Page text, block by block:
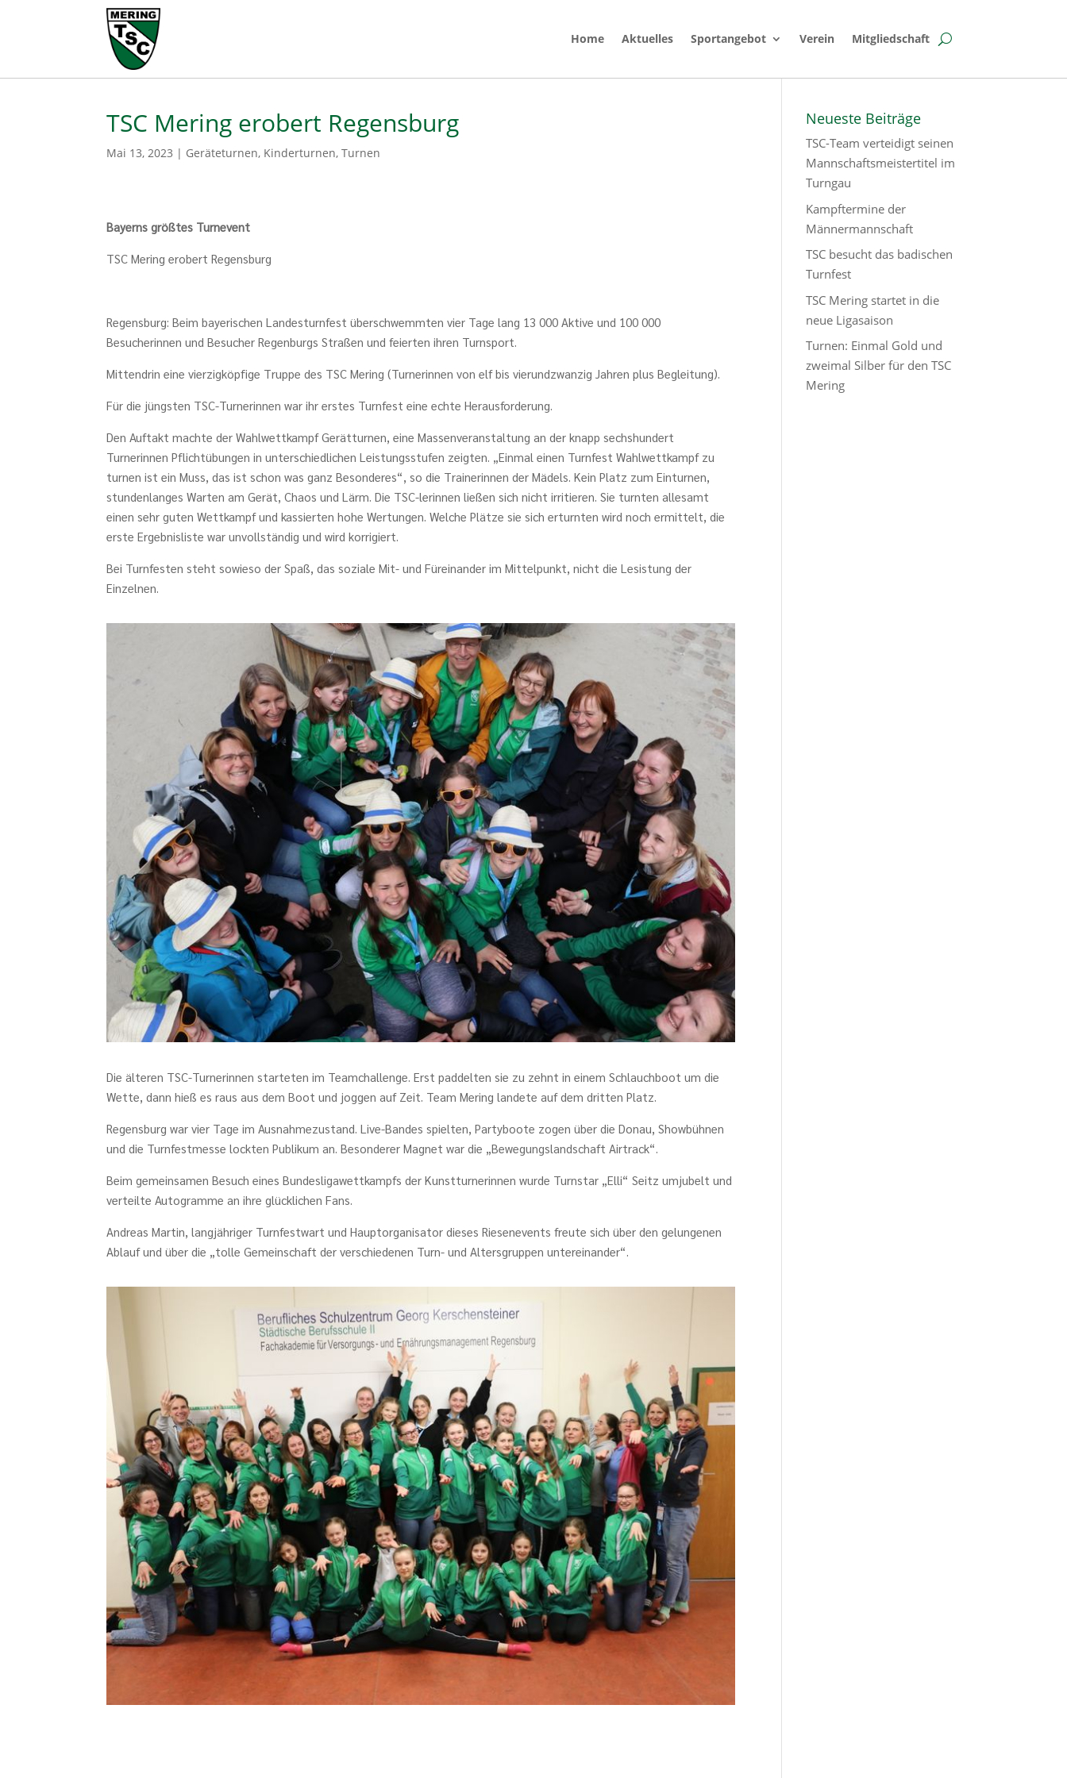
Home Aktuelles Sportangebot Verein Mitgliedschaft
TSC Mering erobert Regensburg
Mai 13, 2023 | Geräteturnen, Kinderturnen,Turnen
Bayerns größtes Turnevent
TSC Mering erobert Regensburg
Regensburg: Beim bayerischen Landesturnfest überschwemmten vier Tage lang 13 000 Aktive und 100 000
Besucherinnen und Besucher Regenburgs Straßen und feierten ihren Turnsport.
Mittendrin eine vierzigköpfige Truppe des TSC Mering (Turnerinnen von elf bis vierundzwanzig Jahren plus Begleitung).
Für die jüngsten TSC-Turnerinnen war ihr erstes Turnfest eine echte Herausforderung.
Den Auftakt machte der Wahlwettkampf Gerätturnen, eine Massenveranstaltung an der knapp sechshundert
Turnerinnen Pflichtübungen in unterschiedlichen Leistungsstufen zeigten. „Einmal einen Turnfest Wahlwettkampf zu
turnen ist ein Muss, das ist schon was ganz Besonderes“, so die Trainerinnen der Mädels. Kein Platz zum Einturnen,
stundenlanges Warten am Gerät, Chaos und Lärm. Die TSC-lerinnen ließen sich nicht irritieren. Sie turnten allesamt
einen sehr guten Wettkampf und kassierten hohe Wertungen. Welche Plätze sie sich erturnten wird noch ermittelt, die
erste Ergebnisliste war unvollständig und wird korrigiert.
Bei Turnfesten steht sowieso der Spaß, das soziale Mit- und Füreinander im Mittelpunkt, nicht die Lesistung der
Einzelnen.
Die älteren TSC-Turnerinnen starteten im Teamchallenge. Erst paddelten sie zu zehnt in einem Schlauchboot um die
Wette, dann hieß es raus aus dem Boot und joggen auf Zeit. Team Mering landete auf dem dritten Platz.
Regensburg war vier Tage im Ausnahmezustand. Live-Bandes spielten, Partyboote zogen über die Donau, Showbühnen
und die Turnfestmesse lockten Publikum an. Besonderer Magnet war die „Bewegungslandschaft Airtrack“.
Beim gemeinsamen Besuch eines Bundesligawettkampfs der Kunstturnerinnen wurde Turnstar „Elli“ Seitz umjubelt und
verteilte Autogramme an ihre glücklichen Fans.
Andreas Martin, langjähriger Turnfestwart und Hauptorganisator dieses Riesenevents freute sich über den gelungenen
Ablauf und über die „tolle Gemeinschaft der verschiedenen Turn- und Altersgruppen untereinander“.
Neueste Beiträge
TSC-Team verteidigt seinen
Mannschaftsmeistertitel im
Turngau
Kampftermine der
Männermannschaft
TSC besucht das badischen
Turnfest
TSC Mering startet in die
neue Ligasaison
Turnen: Einmal Gold und
zweimal Silber für den TSC
Mering